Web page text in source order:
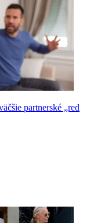
partnerské „red